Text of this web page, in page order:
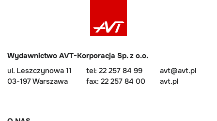
Wydawnictwo AVT-Korporacja Sp. z o.o.
ul. Leszczynowa 11
03-197 Warszawa
tel: 22 257 84 99
fax: 22 257 84 00
avt@avt.pl
avt.pl